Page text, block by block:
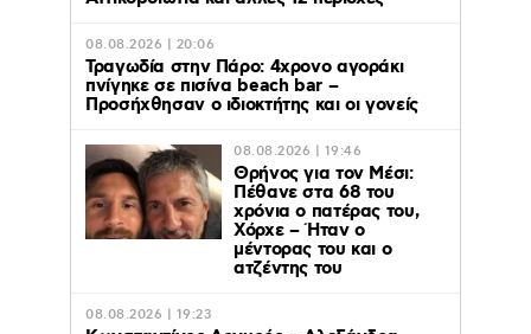
08.08.2026 | 20:06
Τραγωδία στην Πάρο: 4χρονο αγοράκι
πνίγηκε σε πισίνα beach bar –
Προσήχθησαν ο ιδιοκτήτης και οι γονείς
08.08.2026 | 19:46
Θρήνος για τον Μέσι:
Πέθανε στα 68 του
χρόνια ο πατέρας του,
Χόρχε – Ήταν ο
μέντορας του και ο
ατζέντης του
08.08.2026 | 19:23